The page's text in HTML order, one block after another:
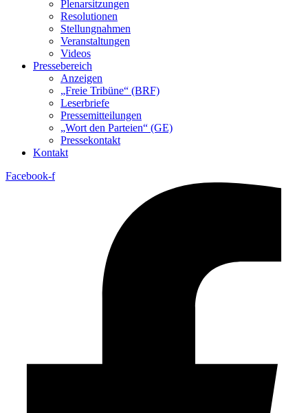
Plenarsitzungen
Resolutionen
Stellungnahmen
Veranstaltungen
Videos
Pressebereich
Anzeigen
„Freie Tribüne“ (BRF)
Leserbriefe
Pressemitteilungen
„Wort den Parteien“ (GE)
Pressekontakt
Kontakt
Facebook-f